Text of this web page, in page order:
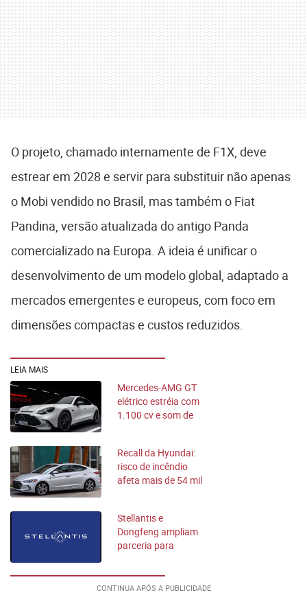
O projeto, chamado internamente de F1X, deve
estrear em 2028 e servir para substituir não apenas
o Mobi vendido no Brasil, mas também o Fiat
Pandina , versão atualizada do antigo Panda
comercializado na Europa. A ideia é unificar o
desenvolvimento de um modelo global, adaptado a
mercados emergentes e europeus, com foco em
dimensões compactas e custos reduzidos.
LEIA MAIS
Mercedes-AMG GT
elétrico estréia com
1.100 cv e som de
Recall da Hyundai:
risco de incêndio
afeta mais de 54 mil
Stellantis e
Dongfeng ampliam
parceria para
Europa